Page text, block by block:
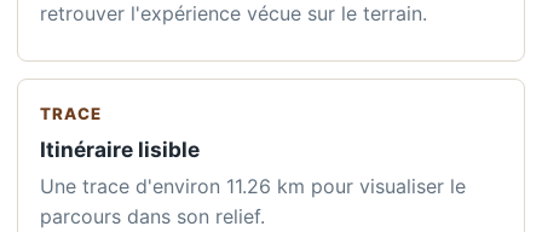
retrouver l'expérience vécue sur le terrain.
TRACE
Itinéraire lisible
Une trace d'environ 11.26 km pour visualiser le
parcours dans son relief.